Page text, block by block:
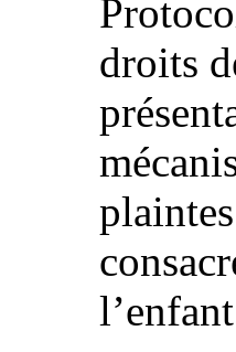
droits